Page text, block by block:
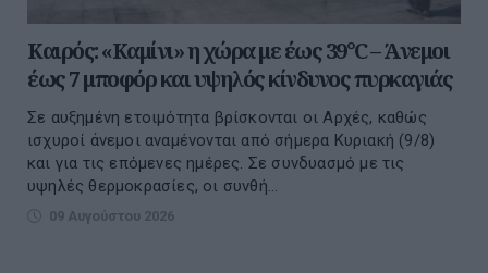
Καιρός: «Καμίνι» η χώρα με έως 39°C – Άνεμοι
έως 7 μποφόρ και υψηλός κίνδυνος πυρκαγιάς
Σε αυξημένη ετοιμότητα βρίσκονται οι Αρχές, καθώς
ισχυροί άνεμοι αναμένονται από σήμερα Κυριακή (9/8)
και για τις επόμενες ημέρες. Σε συνδυασμό με τις
υψηλές θερμοκρασίες, οι συνθή...
09 Αυγούστου 2026